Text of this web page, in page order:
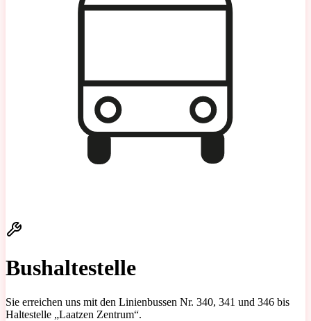
Bushaltestelle
Sie erreichen uns mit den Linienbussen Nr. 340, 341 und 346 bis
Haltestelle „Laatzen Zentrum“.